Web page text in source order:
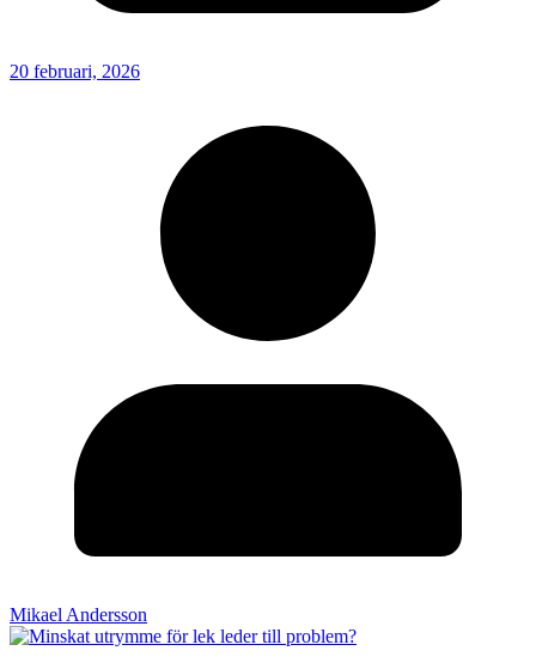
20 februari, 2026
Mikael Andersson